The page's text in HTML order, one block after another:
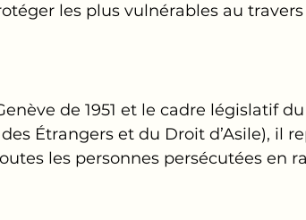
les plus vulnérables au
de 1951 et le cadre législatif
Étrangers et du Droit d’Asile), il
les personnes persécutées en